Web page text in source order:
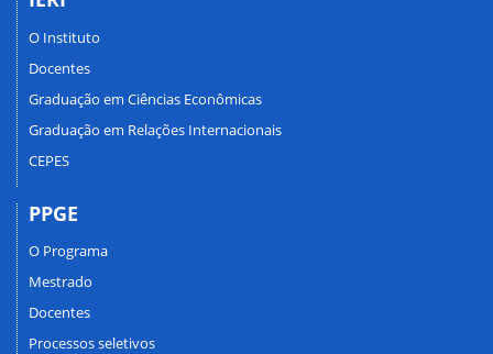
O Instituto
Docentes
Graduação em Ciências Econômicas
Graduação em Relações Internacionais
CEPES
PPGE
O Programa
Mestrado
Docentes
Processos seletivos